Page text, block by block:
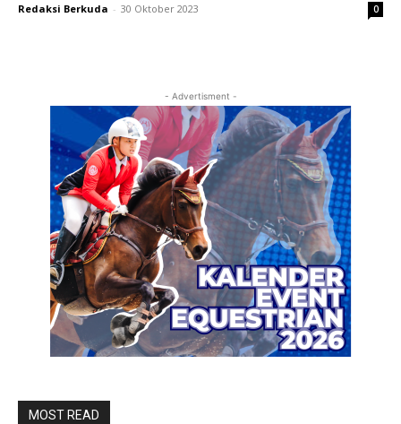
Redaksi Berkuda - 30 Oktober 2023 0
- Advertisment -
MOST READ